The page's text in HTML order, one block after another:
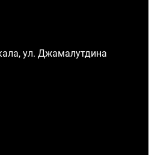
ул. Джамалутдина